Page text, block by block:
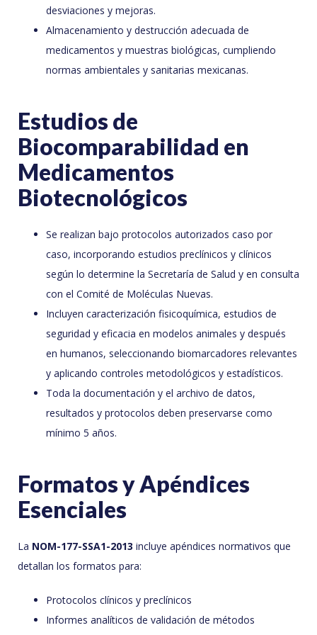
desviaciones y mejoras.
Almacenamiento y destrucción adecuada de
medicamentos y muestras biológicas, cumpliendo
normas ambientales y sanitarias mexicanas.
Estudios de
Biocomparabilidad en
Medicamentos
Biotecnológicos
Se realizan bajo protocolos autorizados caso por
caso, incorporando estudios preclínicos y clínicos
según lo determine la Secretaría de Salud y en consulta
con el Comité de Moléculas Nuevas.
Incluyen caracterización fisicoquímica, estudios de
seguridad y eficacia en modelos animales y después
en humanos, seleccionando biomarcadores relevantes
y aplicando controles metodológicos y estadísticos.
Toda la documentación y el archivo de datos,
resultados y protocolos deben preservarse como
mínimo 5 años.
Formatos y Apéndices
Esenciales
La NOM-177-SSA1-2013 incluye apéndices normativos que
detallan los formatos para:
Protocolos clínicos y preclínicos
Informes analíticos de validación de métodos